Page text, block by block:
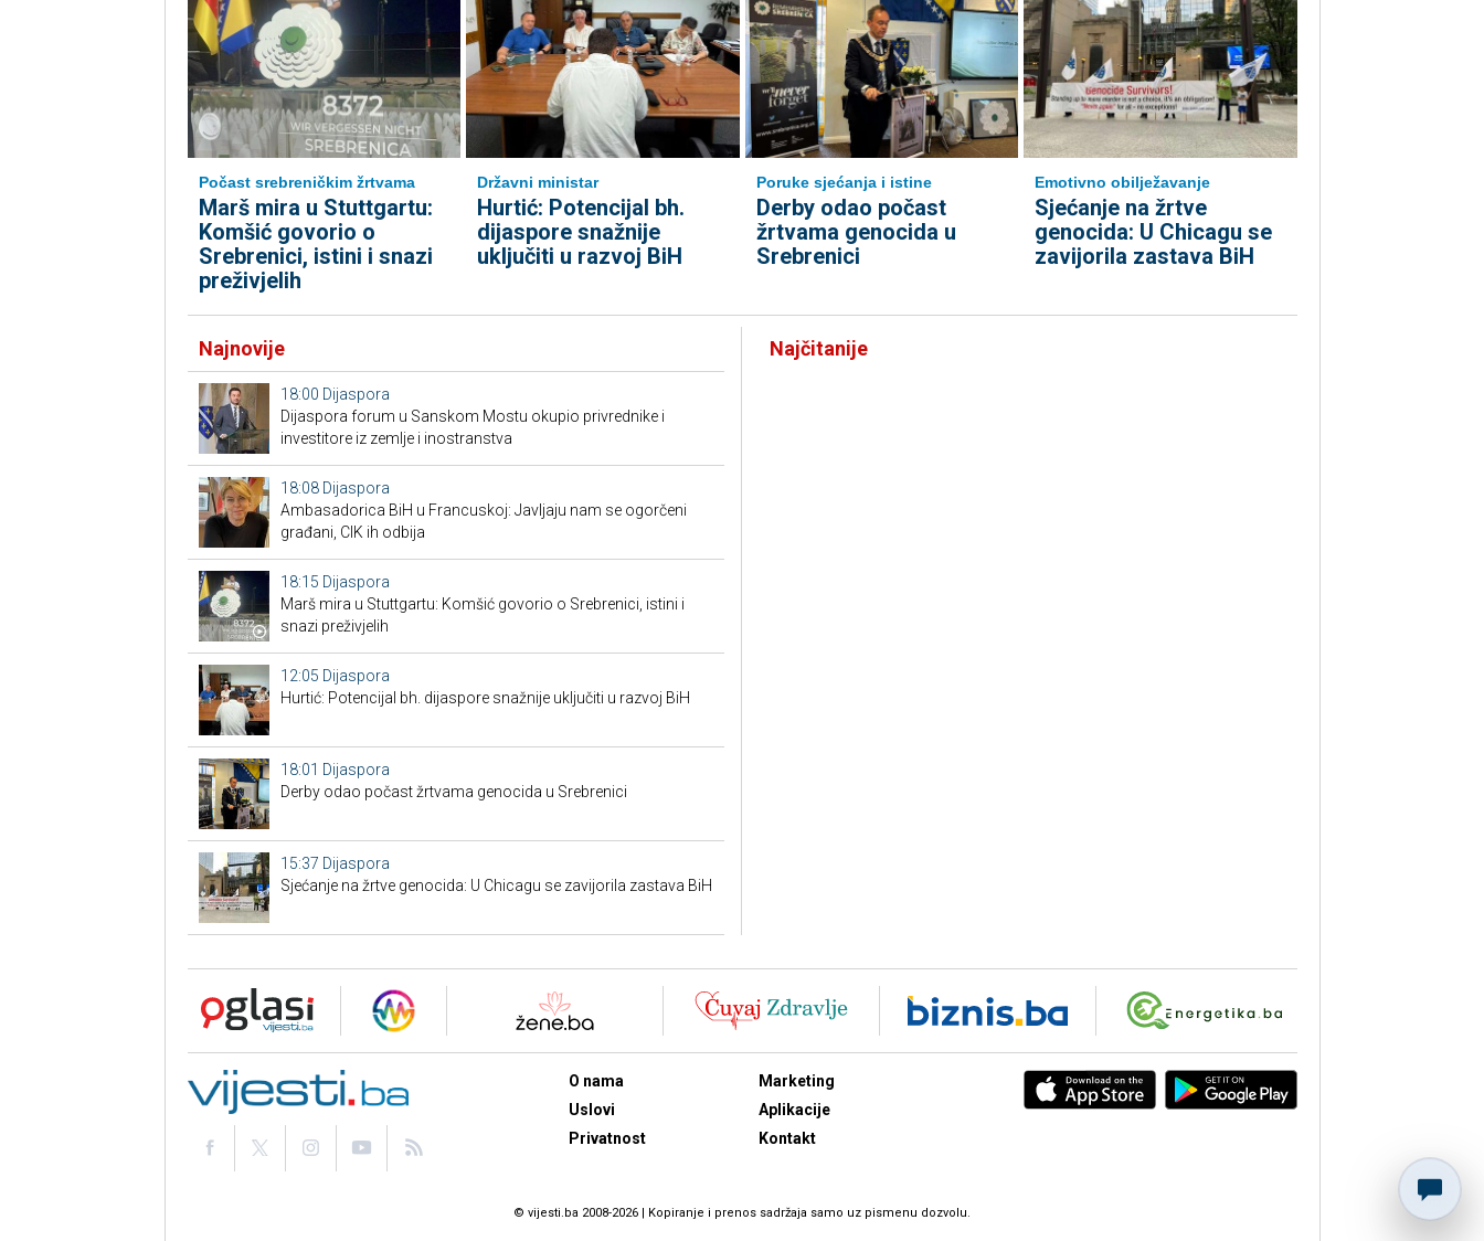
Počast srebreničkim žrtvama
Marš mira u Stuttgartu:
Komšić govorio o
Srebrenici, istini i snazi
preživjelih
Državni ministar
Hurtić: Potencijal bh.
dijaspore snažnije
uključiti u razvoj BiH
Poruke sjećanja i istine
Derby odao počast
žrtvama genocida u
Srebrenici
Emotivno obilježavanje
Sjećanje na žrtve
genocida: U Chicagu se
zavijorila zastava BiH
Najnovije
18:00 Dijaspora
Dijaspora forum u Sanskom Mostu okupio privrednike i
investitore iz zemlje i inostranstva
18:08 Dijaspora
Ambasadorica BiH u Francuskoj: Javljaju nam se ogorčeni
građani, CIK ih odbija
18:15 Dijaspora
Marš mira u Stuttgartu: Komšić govorio o Srebrenici, istini i
snazi preživjelih
12:05 Dijaspora
Hurtić: Potencijal bh. dijaspore snažnije uključiti u razvoj BiH
18:01 Dijaspora
Derby odao počast žrtvama genocida u Srebrenici
15:37 Dijaspora
Sjećanje na žrtve genocida: U Chicagu se zavijorila zastava BiH
Najčitanije
O nama
Uslovi
Privatnost
Marketing
Aplikacije
Kontakt
© vijesti.ba 2008-2026 | Kopiranje i prenos sadržaja samo uz pismenu dozvolu.